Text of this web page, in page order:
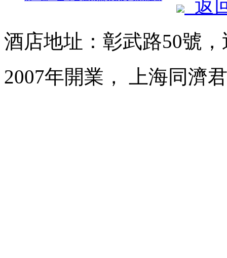
返
酒店地址：彰武路50號
2007年開業， 上海同